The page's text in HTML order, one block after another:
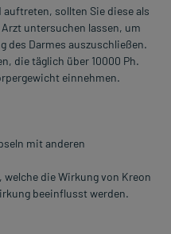
sollten Sie diese als
untersuchen lassen, um
des Darmes auszuschließen.
die täglich über 10000 Ph.
einnehmen.
mit anderen
die Wirkung von Kreon
beeinflusst werden.